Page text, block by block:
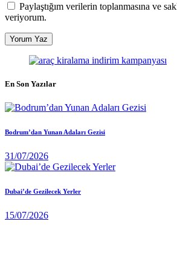
Paylaştığım verilerin toplanmasına ve
veriyorum.
En Son Yazılar
Bodrum’dan Yunan Adaları Gezisi
31/07/2026
Dubai’de Gezilecek Yerler
15/07/2026